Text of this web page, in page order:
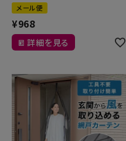
メール便
¥968
詳細を見る